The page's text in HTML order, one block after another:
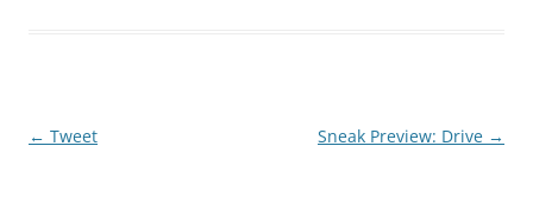
Berichtnavigatie
← Tweet Sneak Preview: Drive →